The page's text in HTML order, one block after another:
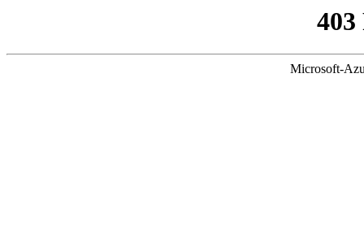
Microsoft-